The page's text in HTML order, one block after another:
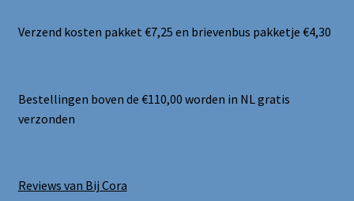
Verzend kosten pakket €7,25 en brievenbus pakketje €4,30
Bestellingen boven de €110,00 worden in NL gratis
verzonden
Reviews van Bij Cora